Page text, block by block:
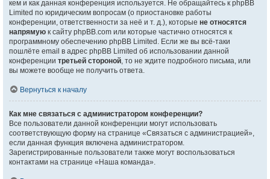
кем и как данная конференция используется. Не обращайтесь к phpBB
Limited по юридическим вопросам (о приостановке работы
конференции, ответственности за неё и т. д.), которые не относятся
напрямую к сайту phpBB.com или которые частично относятся к
программному обеспечению phpBB Limited. Если же вы всё-таки
пошлёте email в адрес phpBB Limited об использовании данной
конференции третьей стороной, то не ждите подробного письма, или
вы можете вообще не получить ответа.
Вернуться к началу
Как мне связаться с администратором конференции?
Все пользователи данной конференции могут использовать
соответствующую форму на странице «Связаться с администрацией»,
если данная функция включена администратором.
Зарегистрированные пользователи также могут воспользоваться
контактами на странице «Наша команда».